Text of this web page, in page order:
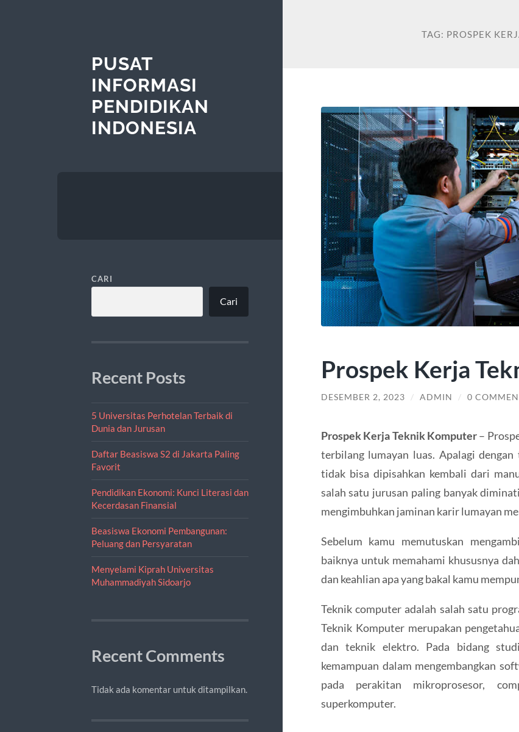
PUSAT
INFORMASI
PENDIDIKAN
INDONESIA
CARI
Cari
Recent Posts
5 Universitas Perhotelan Terbaik di
Dunia dan Jurusan
Daftar Beasiswa S2 di Jakarta Paling
Favorit
Pendidikan Ekonomi: Kunci Literasi dan
Kecerdasan Finansial
Beasiswa Ekonomi Pembangunan:
Peluang dan Persyaratan
Menyelami Kiprah Universitas
Muhammadiyah Sidoarjo
Recent Comments
Tidak ada komentar untuk ditampilkan.
TAG: PROSPEK
Prospek Kerja
DESEMBER 2, 2023 / ADMIN / 0
Prospek Kerja Teknik Komputer–
terbilang lumayan luas. Apalagi
tidak bisa dipisahkan kembali dari
salah satu jurusan paling banyak
mengimbuhkan jaminan karir lumayan
Sebelum kamu memutuskan
baiknya untuk memahami khususnya
dan keahlian apa yang bakal kamu
Teknik computer adalah salah satu
Teknik Komputer merupakan
dan teknik elektro. Pada bidang
kemampuan dalam mengembangkan
pada perakitan mikroprosesor,
superkomputer.